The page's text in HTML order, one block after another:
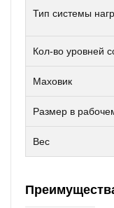
Тип системы
Кол-во уровней
Маховик
Размер в
Вес